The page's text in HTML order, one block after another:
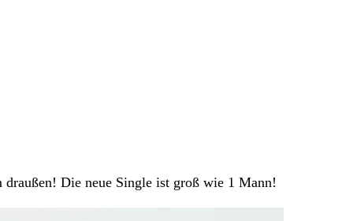
Die neue Single ist groß wie 1 Mann!